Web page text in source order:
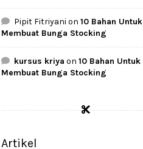
Pipit Fitriyani on10 Bahan Untuk
Membuat Bunga Stocking
kursus kriya on10 Bahan Untuk
Membuat Bunga Stocking
Artikel